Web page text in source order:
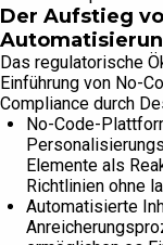
Der Aufstieg
Das regulatorische
Einführung von No-
Compliance durch
No-Code-
Elemente als
Richtlinien ohne
Automatisierte